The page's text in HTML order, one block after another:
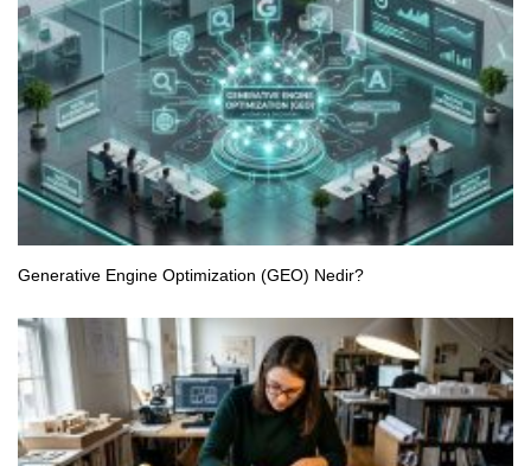
Generative Engine Optimization (GEO) Nedir?